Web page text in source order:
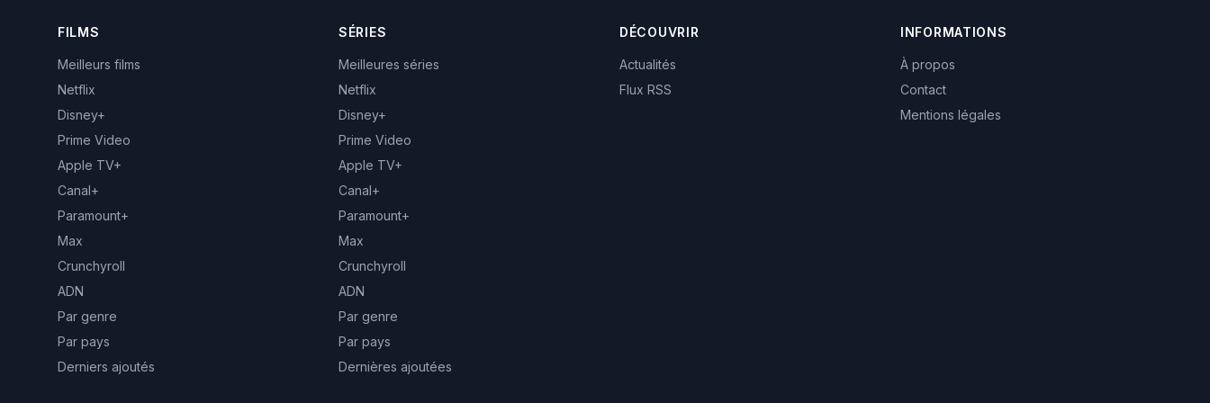
FILMS
Meilleurs films
Netflix
Disney+
Prime Video
Apple TV+
Canal+
Paramount+
Max
Crunchyroll
ADN
Par genre
Par pays
Derniers ajoutés
SÉRIES
Meilleures séries
Netflix
Disney+
Prime Video
Apple TV+
Canal+
Paramount+
Max
Crunchyroll
ADN
Par genre
Par pays
Dernières ajoutées
DÉCOUVRIR
Actualités
Flux RSS
INFORMATIONS
À propos
Contact
Mentions légales